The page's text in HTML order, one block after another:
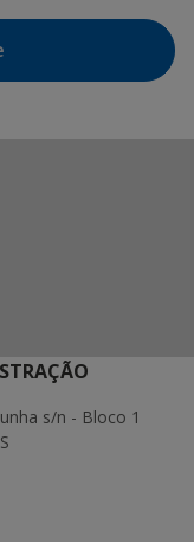
s/n - Bloco 1